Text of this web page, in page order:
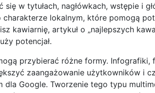
się w tytułach, nagłówkach, wstępie i
lokalnym, które pomogą
kawiarnię, artykuł o „najlepszych
potencjał.
przybierać różne formy.
zaangażowanie użytkowników i
dla Google. Tworzenie tego typu